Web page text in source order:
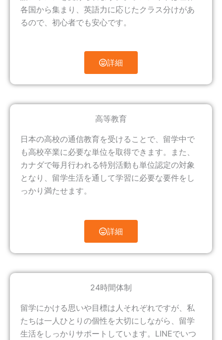
各国から集まり、英語力に応じたクラス分けがあ
るので、初心者でも安心です。
詳細
高等教育
日本の高校の通信教育を受けることで、留学中で
も高校卒業に必要な単位を取得できます。また、
カナダで毎月行われる特別活動も単位認定の対象
となり、留学生活を通して学習に必要な要件をし
っかり満たせます。
詳細
24時間体制
留学にかける思いや目標は人それぞれですが、私
たちは一人ひとりの個性を大切にしながら、留学
生活をしっかりサポートしています。LINEでいつ